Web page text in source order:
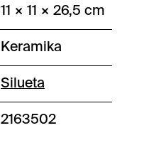
11 × 11 × 26,5 cm
Keramika
Silueta
2163502